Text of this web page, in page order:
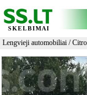
SKELBIMAI
Lengvieji automobiliai /